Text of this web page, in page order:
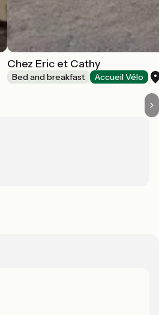
Chez Eric et Cathy
Bed and breakfast Accueil Vélo